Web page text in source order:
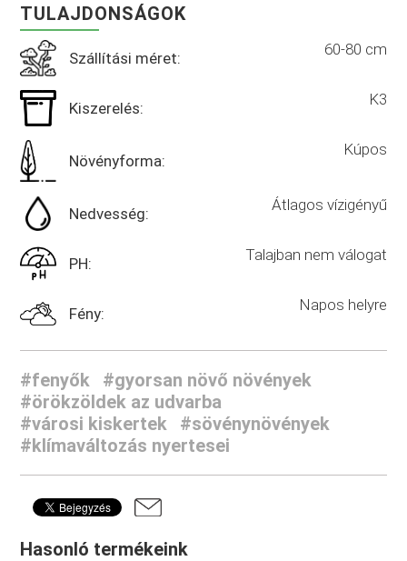
TULAJDONSÁGOK
Szállítási méret: 60-80 cm
Kiszerelés: K3
Növényforma:
Kúpos
Nedvesség: Átlagos vízigényű
PH: Talajban nem válogat
Fény: Napos helyre
#fenyők
#gyorsan növő növények
#örökzöldek az udvarba
#városi kiskertek
#sövénynövények
#klímaváltozás nyertesei
Hasonló termékeink